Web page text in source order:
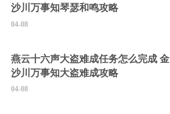
沙川万事知琴瑟和鸣攻略
04-08
燕云十六声大盗难成任务怎么完成 金
沙川万事知大盗难成攻略
04-08